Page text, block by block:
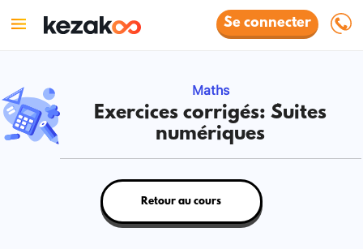
Se connecter
Maths
Exercices corrigés: Suites
numériques
Retour au cours